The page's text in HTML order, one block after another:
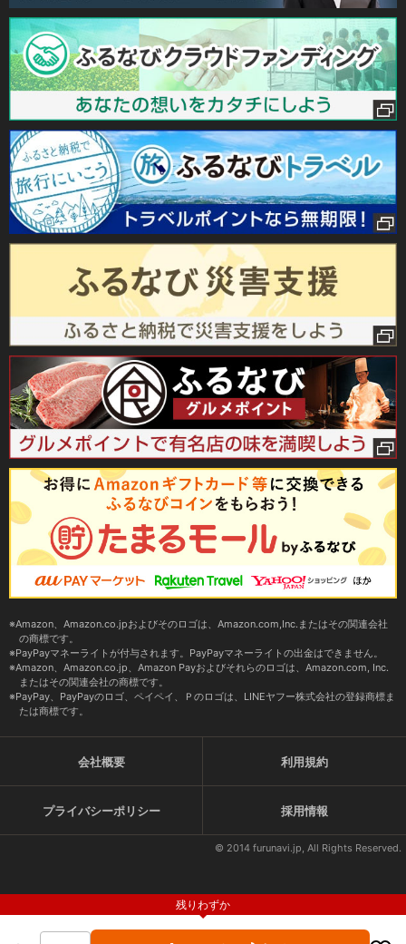
残りわずか
Amazon、Amazon.co.jpおよびそのロゴは、Amazon.com,Inc.またはその関連会社
の商標です。
PayPayマネーライトが付与されます。PayPayマネーライトの出金はできません。
Amazon、Amazon.co.jp、Amazon Payおよびそれらのロゴは、Amazon.com, Inc.
またはその関連会社の商標です。
PayPay、PayPayのロゴ、ペイペイ、Ｐのロゴは、LINEヤフー株式会社の登録商標ま
たは商標です。
会社概要 利用規約
プライバシーポリシー 採用情報
© 2014 furunavi.jp, All Rights Reserved.